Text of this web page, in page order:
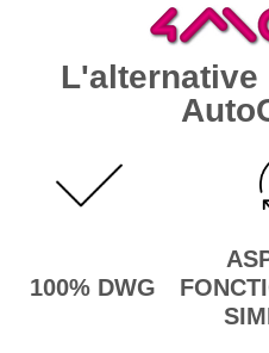
100% DWG